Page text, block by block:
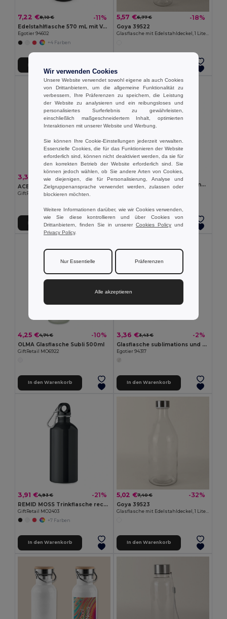
7,22 €8,10 € -11%
Edelstahlflasche 570 mL mit Vakuumisolierung
Egotier 94602
+4 Farben
In den Warenkorb
5,57 €6,77 € -18%
Goya 39522
Glasflasche mit Edelstahldeckel, 1 Liter H2O
3,39 € 8,35 € -59%
ACERITO Doppelwandiger Trinkbecher 250 ml
GiftRetail MO2323
In den Warenkorb
4,74 €
ATHENA MID Einwandige Trinkflasche 500 ml
In den Warenkorb
4,25 €4,74 € -10%
OLMA Glasflasche Subli 500ml
GiftRetail MO6922
In den Warenkorb
3,36 €3,43 € -2%
Glasflasche sublimations und Edelstahlverschluss 500 ml
Egotier 94317
In den Warenkorb
3,91 €4,93 € -21%
REMID MOSS Trinkflasche recycelter 500 ml
GiftRetail MO2403
+7 Farben
In den Warenkorb
5,02 €7,40 € -32%
Goya 39523
In den Warenkorb
Wir verwenden Cookies
Unsere Website verwendet sowohl eigene als auch Cookies
von Drittanbietern, um die allgemeine Funktionalität zu
verbessern, Ihre Präferenzen zu speichern, die Leistung
der Website zu analysieren und ein reibungsloses und
personalisiertes Surferlebnis zu gewährleisten,
einschließlich maßgeschneidertem Inhalt, optimierten
Interaktionen mit unserer Website und Werbung.
Sie können Ihre Cookie-Einstellungen jederzeit verwalten.
Essenzielle Cookies, die für das Funktionieren der Website
erforderlich sind, können nicht deaktiviert werden, da sie für
den korrekten Betrieb der Website erforderlich sind. Sie
können jedoch wählen, ob Sie andere Arten von Cookies,
wie diejenigen, die für Personalisierung, Analyse und
Zielgruppenansprache verwendet werden, zulassen oder
blockieren möchten.
Weitere Informationen darüber, wie wir Cookies verwenden,
wie Sie diese kontrollieren und über Cookies von
Drittanbietern, finden Sie in unserer Cookies Policy und
Privacy Policy.
Nur Essentielle Präferenzen
Alle akzeptieren